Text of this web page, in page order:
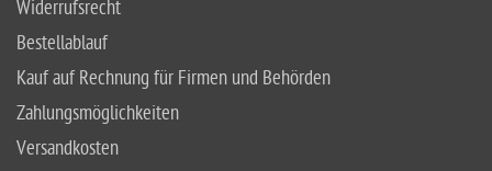
Widerrufsrecht
Bestellablauf
Kauf auf Rechnung für Firmen und Behörden
Zahlungsmöglichkeiten
Versandkosten